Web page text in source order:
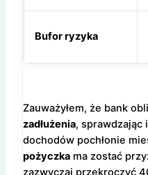
Bufor ryzyka
Zauważyłem, że bank
zadłużenia, sprawdzając
dochodów pochłonie
pożyczkama zostać
zazwyczaj przekroczyć